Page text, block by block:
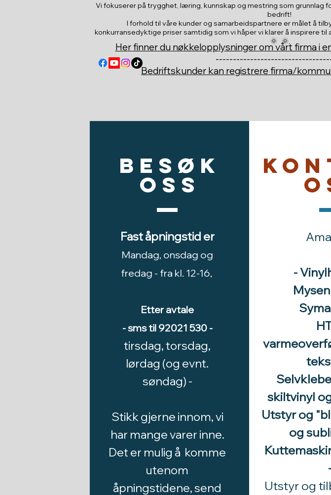
Vi fokuserer på trygghet, læring, kunnskap og mestring som grunnlag
bedrift!
I forhold til våre kunder og samarbeidspartnere er målet å
konkurransedyktige priser samtidig som vi håper vi klarer å inspirere
🌞 🌞,
Her finner du nøkkelopplysninger om vårt firma i
Bedriftskunder kan registrere firma/
Besøk
oss
Fast åpningstid er
Mandag, onsdag og
fredag - fra kl. 12-16,
Etter avtale
- sms til 92021 530 -
tirsdag, torsdag,
lørdag (og evnt.
søndag) -
Stikk gjerne innom, vi
har mange varer inne.
Det er mulig å komme
utenom
åpningstidene, send
-
skiltvinyl
Utstyr og
og
Utstyr og